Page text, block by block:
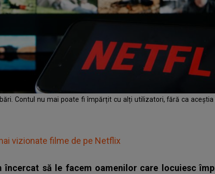
Contul nu mai poate fi împărțit cu alți utilizatori, fără ca
vizionate filme de pe Netflix
încercat să le facem oamenilor care locuiesc